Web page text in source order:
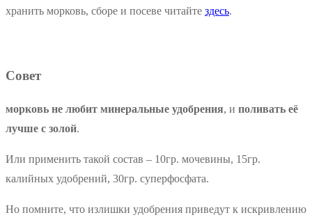
хранить морковь, сборе и посеве читайте здесь.
Совет
морковь не любит минеральные удобрения, и поливать её
лучше с золой.
Или применить такой состав – 10гр. мочевины, 15гр.
калийных удобрений, 30гр. суперфосфата.
Но помните, что излишки удобрения приведут к искривлению